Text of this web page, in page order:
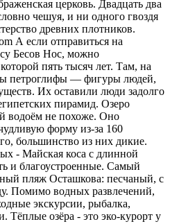
церковь. Двадцать два
чешуя, и ни одного гвоздя
древних плотников.
А если отправиться на
Бесов Нос, можно
пять тысяч лет. Там, на
петроглифы — фигуры людей,
Их оставили люди задолго
пирамид. Озеро
водоём не похоже. Оно
форму из-за 160
большинство из них дикие.
- Майская коса с длинной
и благоустроенные. Самый
пляж Осташкова: песчаный, с
Помимо водных развлечений,
экскурсии, рыбалка,
Тёплые озёра - это эко-курорт у